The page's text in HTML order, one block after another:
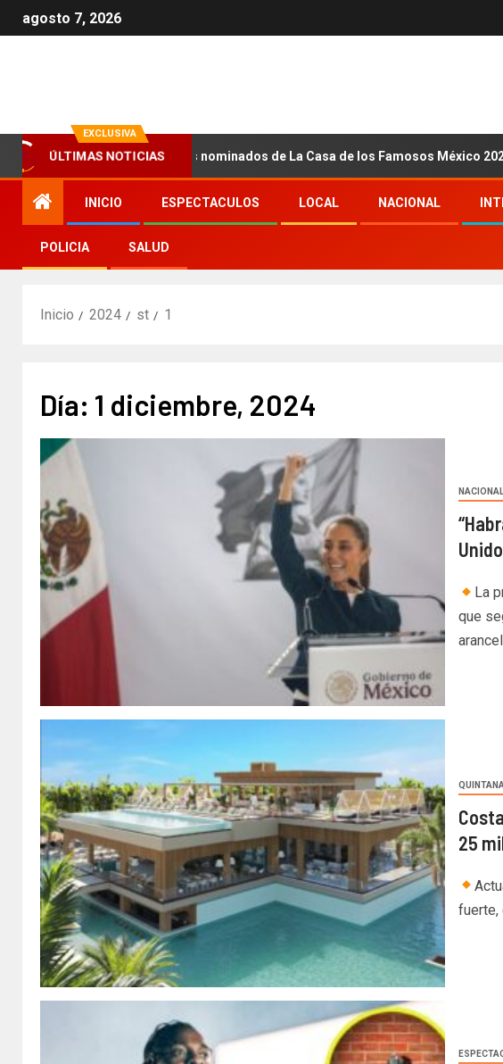
agosto 7, 2026
EXCLUSIVA
ÚLTIMAS NOTICIAS
a conocer los nominados de La Casa de los Famosos México 2026 en la
INICIO ESPECTACULOS LOCAL NACIONAL
POLICIA SALUD
Inicio 2024 st 1
Día: 1 diciembre, 2024
NACIONAL
La
que
25
fuerte,